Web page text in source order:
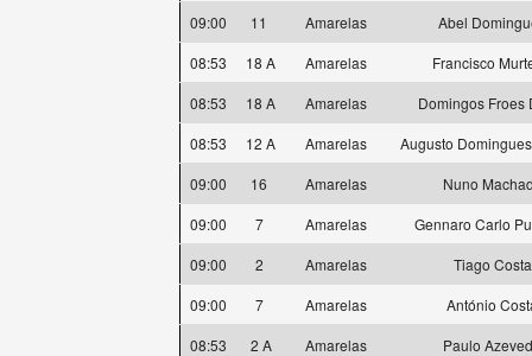
09:00
11 Amarelas
Abel
08:53
18 A Amarelas
Francisco
08:53
18 A Amarelas
Domingos Froes
08:53
12 A Amarelas
Augusto
09:00
16 Amarelas
Nuno
09:00
7 Amarelas
Gennaro Carlo
09:00
2 Amarelas
Tiago Costa
09:00
7 Amarelas
António
08:53
2 A Amarelas
Paulo